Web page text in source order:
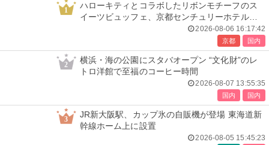
1
ハローキティとコラボしたリボンモチーフのス
イーツビュッフェ、京都センチュリーホテルで
2026-08-06 16:17:42
京都 国内
2
横浜・海の公園にスタバオープン “文化財”のレ
トロ洋館で至福のコーヒー時間
2026-08-07 13:55:35
国内 国内
3
JR新大阪駅、カップ氷の自販機が登場 東海道新
幹線ホーム上に設置
2026-08-05 15:45:23